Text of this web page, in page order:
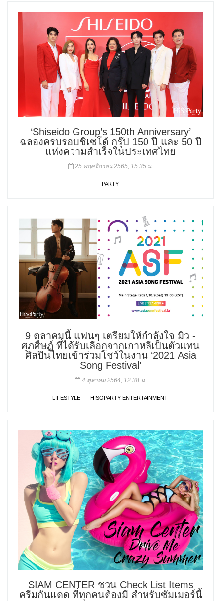
‘Shiseido Group’s 150th Anniversary’
ฉลองครบรอบชิเซโด้ กรุ๊ป 150 ปี และ 50 ปี
แห่งความสำเร็จในประเทศไทย
25 พฤศจิกายน 2565, 15:35 น.
PARTY
9 ตุลาคมนี้ แฟนๆ เตรียมให้กำลังใจ มิว -
ศุภศิษฏ์ ที่ได้รับเลือกจากเกาหลีเป็นตัวแทน
ศิลปินไทยเข้าร่วมโชว์ในงาน ‘2021 Asia
Song Festival’
4 ตุลาคม 2564, 12:38 น.
LIFESTYLE HISOPARTY ENTERTAINMENT
SIAM CENTER ชวน Check List Items
ครีมกันแดด ที่ทุกคนต้องมี สำหรับซัมเมอร์นี้